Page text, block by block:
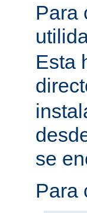
Para
Esta
se
Para